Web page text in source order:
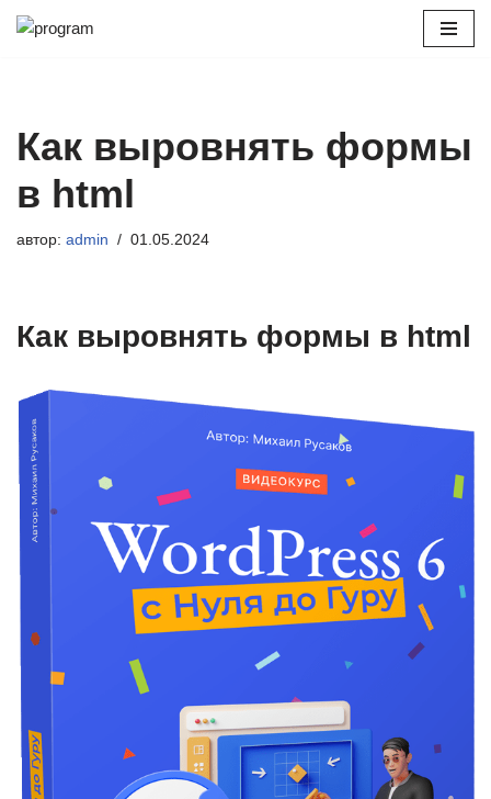
Как выровнять формы
в html
автор: admin 01.05.2024
Как выровнять формы в html